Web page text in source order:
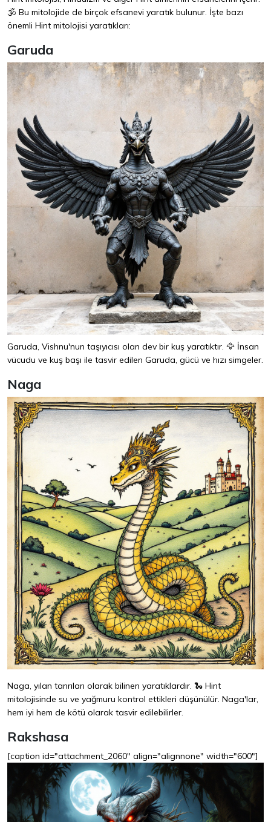
🕉️ Bu mitolojide de birçok efsanevi yaratık bulunur. İşte bazı
önemli Hint mitolojisi yaratıkları:
Garuda
Garuda, Vishnu'nun taşıyıcısı olan dev bir kuş yaratıktır. 🦅 İnsan
vücudu ve kuş başı ile tasvir edilen Garuda, gücü ve hızı simgeler.
Naga
Naga, yılan tanrıları olarak bilinen yaratıklardır. 🐍 Hint
mitolojisinde su ve yağmuru kontrol ettikleri düşünülür. Naga'lar,
hem iyi hem de kötü olarak tasvir edilebilirler.
Rakshasa
[caption id="attachment_2060" align="alignnone" width="600"]